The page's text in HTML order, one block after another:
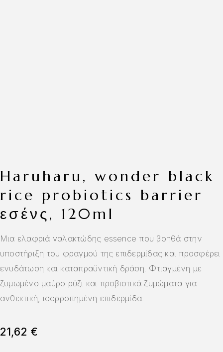
haruharu, wonder black
rice probiotics barrier
εσένς, 120ml
Μια ελαφριά γαλακτώδης essence που βοηθά στην
υποστήριξη του φραγμού της επιδερμίδας και προσφέρει
ενυδάτωση και καταπραϋντική δράση. Φτιαγμένη με
ζυμωμένο μαύρο ρύζι και προβιοτικά ζυμώματα για
ανθεκτική, ισορροπημένη επιδερμίδα.
21,62 €